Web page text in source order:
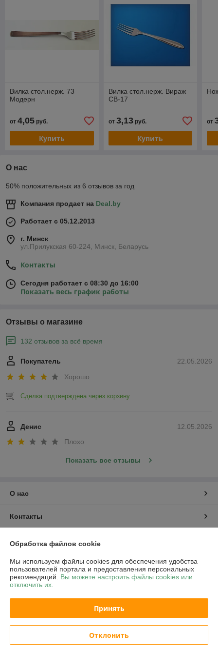
Вилка стол.нерж. 73
Модерн
от 4,05 руб.
Купить
Вилка стол.нерж. Вираж
СВ-17
от 3,13руб.
Купить
от
О нас
50% положительных из 6 отзывов за год
Компания продает на Deal.by
Работает с 05.12.2013
г. Минск
ул.Прилукская 60-224, Минск, Беларусь
Контакты
Сегодня работает с 08:30 до 16:00
Показать весь график работы
Отзывы о магазине
132 отзывов за всё время
22.05.2026
Покупатель
Хорошо
Сделка подтверждена через корзину
12.05.2026
Денис
Плохо
Показать все отзывы
О нас
Контакты
График работы
Полная версия сайта
Политика обработки cookies
Обработка файлов cookie
Мы используем файлы cookies для обеспечения удобства
пользователей портала и предоставления персональных
рекомендаций. Вы можете настроить файлы cookies или
отключить их.
Принять
Отклонить